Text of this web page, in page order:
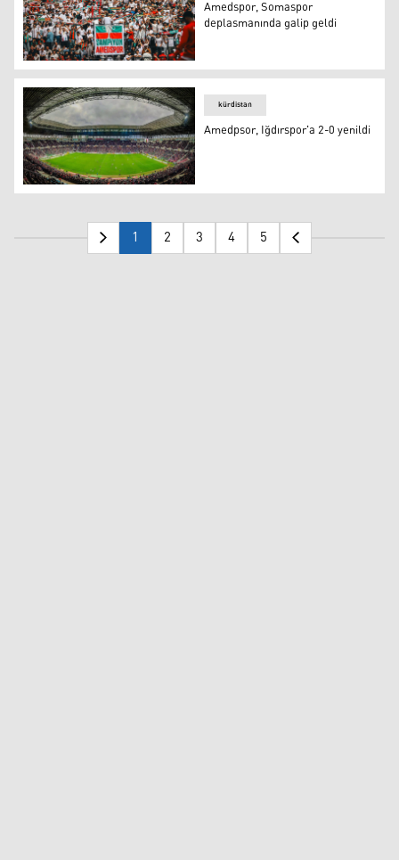
Amedspor, Somaspor deplasmanında galip geldi
Amedspor, Somaspor
deplasmanında galip geldi
Amedpsor, Iğdırspor'a 2-0 yenildi
kürdistan
Amedpsor, Iğdırspor'a 2-0 yenildi
1 2 3 4 5